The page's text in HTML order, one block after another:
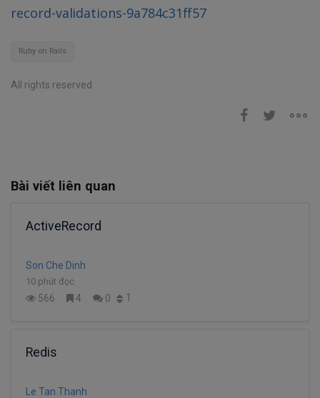
record-validations-9a784c31ff57
Ruby on Rails
All rights reserved
Bài viết liên quan
ActiveRecord
Son Che Dinh
10 phút đọc
566 4 0 1
Redis
Le Tan Thanh